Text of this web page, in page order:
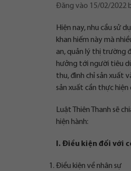
Đăng vào 15/02/2022
Hiện nay, nhu cầu sử
khan hiếm này mà
an, quản lý thị trường
hưởng tới người tiêu
thu, đình chỉ sản xuất
sản xuất cần thực hiện
Luật Thiên Thanh sẽ
hiện hành:
I. Điều kiện đối với
Điều kiện về nhân sự